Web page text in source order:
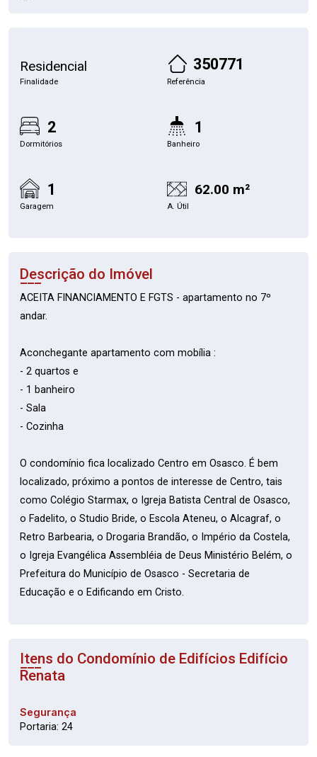
Residencial
Finalidade
350771
Referência
2
Dormitórios
1
Banheiro
1
Garagem
62.00 m²
A. Útil
Descrição do Imóvel
ACEITA FINANCIAMENTO E FGTS - apartamento no 7º
andar.
Aconchegante apartamento com mobília :
- 2 quartos e
- 1 banheiro
- Sala
- Cozinha
O condomínio fica localizado Centro em Osasco. É bem
localizado, próximo a pontos de interesse de Centro, tais
como Colégio Starmax, o Igreja Batista Central de Osasco,
o Fadelito, o Studio Bride, o Escola Ateneu, o Alcagraf, o
Retro Barbearia, o Drogaria Brandão, o Império da Costela,
o Igreja Evangélica Assembléia de Deus Ministério Belém, o
Prefeitura do Município de Osasco - Secretaria de
Educação e o Edificando em Cristo.
Itens do Condomínio de Edifícios Edifício
Renata
Segurança
Portaria: 24